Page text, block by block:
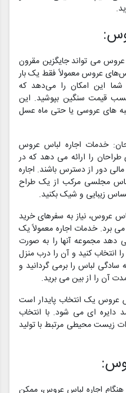
عروس می تواند جایگزین مقرون
عروس معمولاً فقط یک بار
شما این امکان را می‌دهد که
قیمت سنگین بپوشید. این
های عروسی یا حتی ماه عسل
خدمات اجاره لباس عروس
را ارائه می دهد که در
دور از دسترس باشند. اجاره
مجلسی مرکب از یک طراح
زیبایی و شیک بکنید.
عروس، نیاز به سفرهای خرید
برد. خدمات اجاره معمولاً یک
دهد مجموعه آنها را به صورت
انتخاب کنید و آن را درب منزل
لباس را برمی گردانید و
آن را از بین می برید.
عروس یک انتخاب پایدار است
ای می شود. با انتخاب
زیست محیطی مرتبط با تولید
اجاره لباس عروس، ممکن